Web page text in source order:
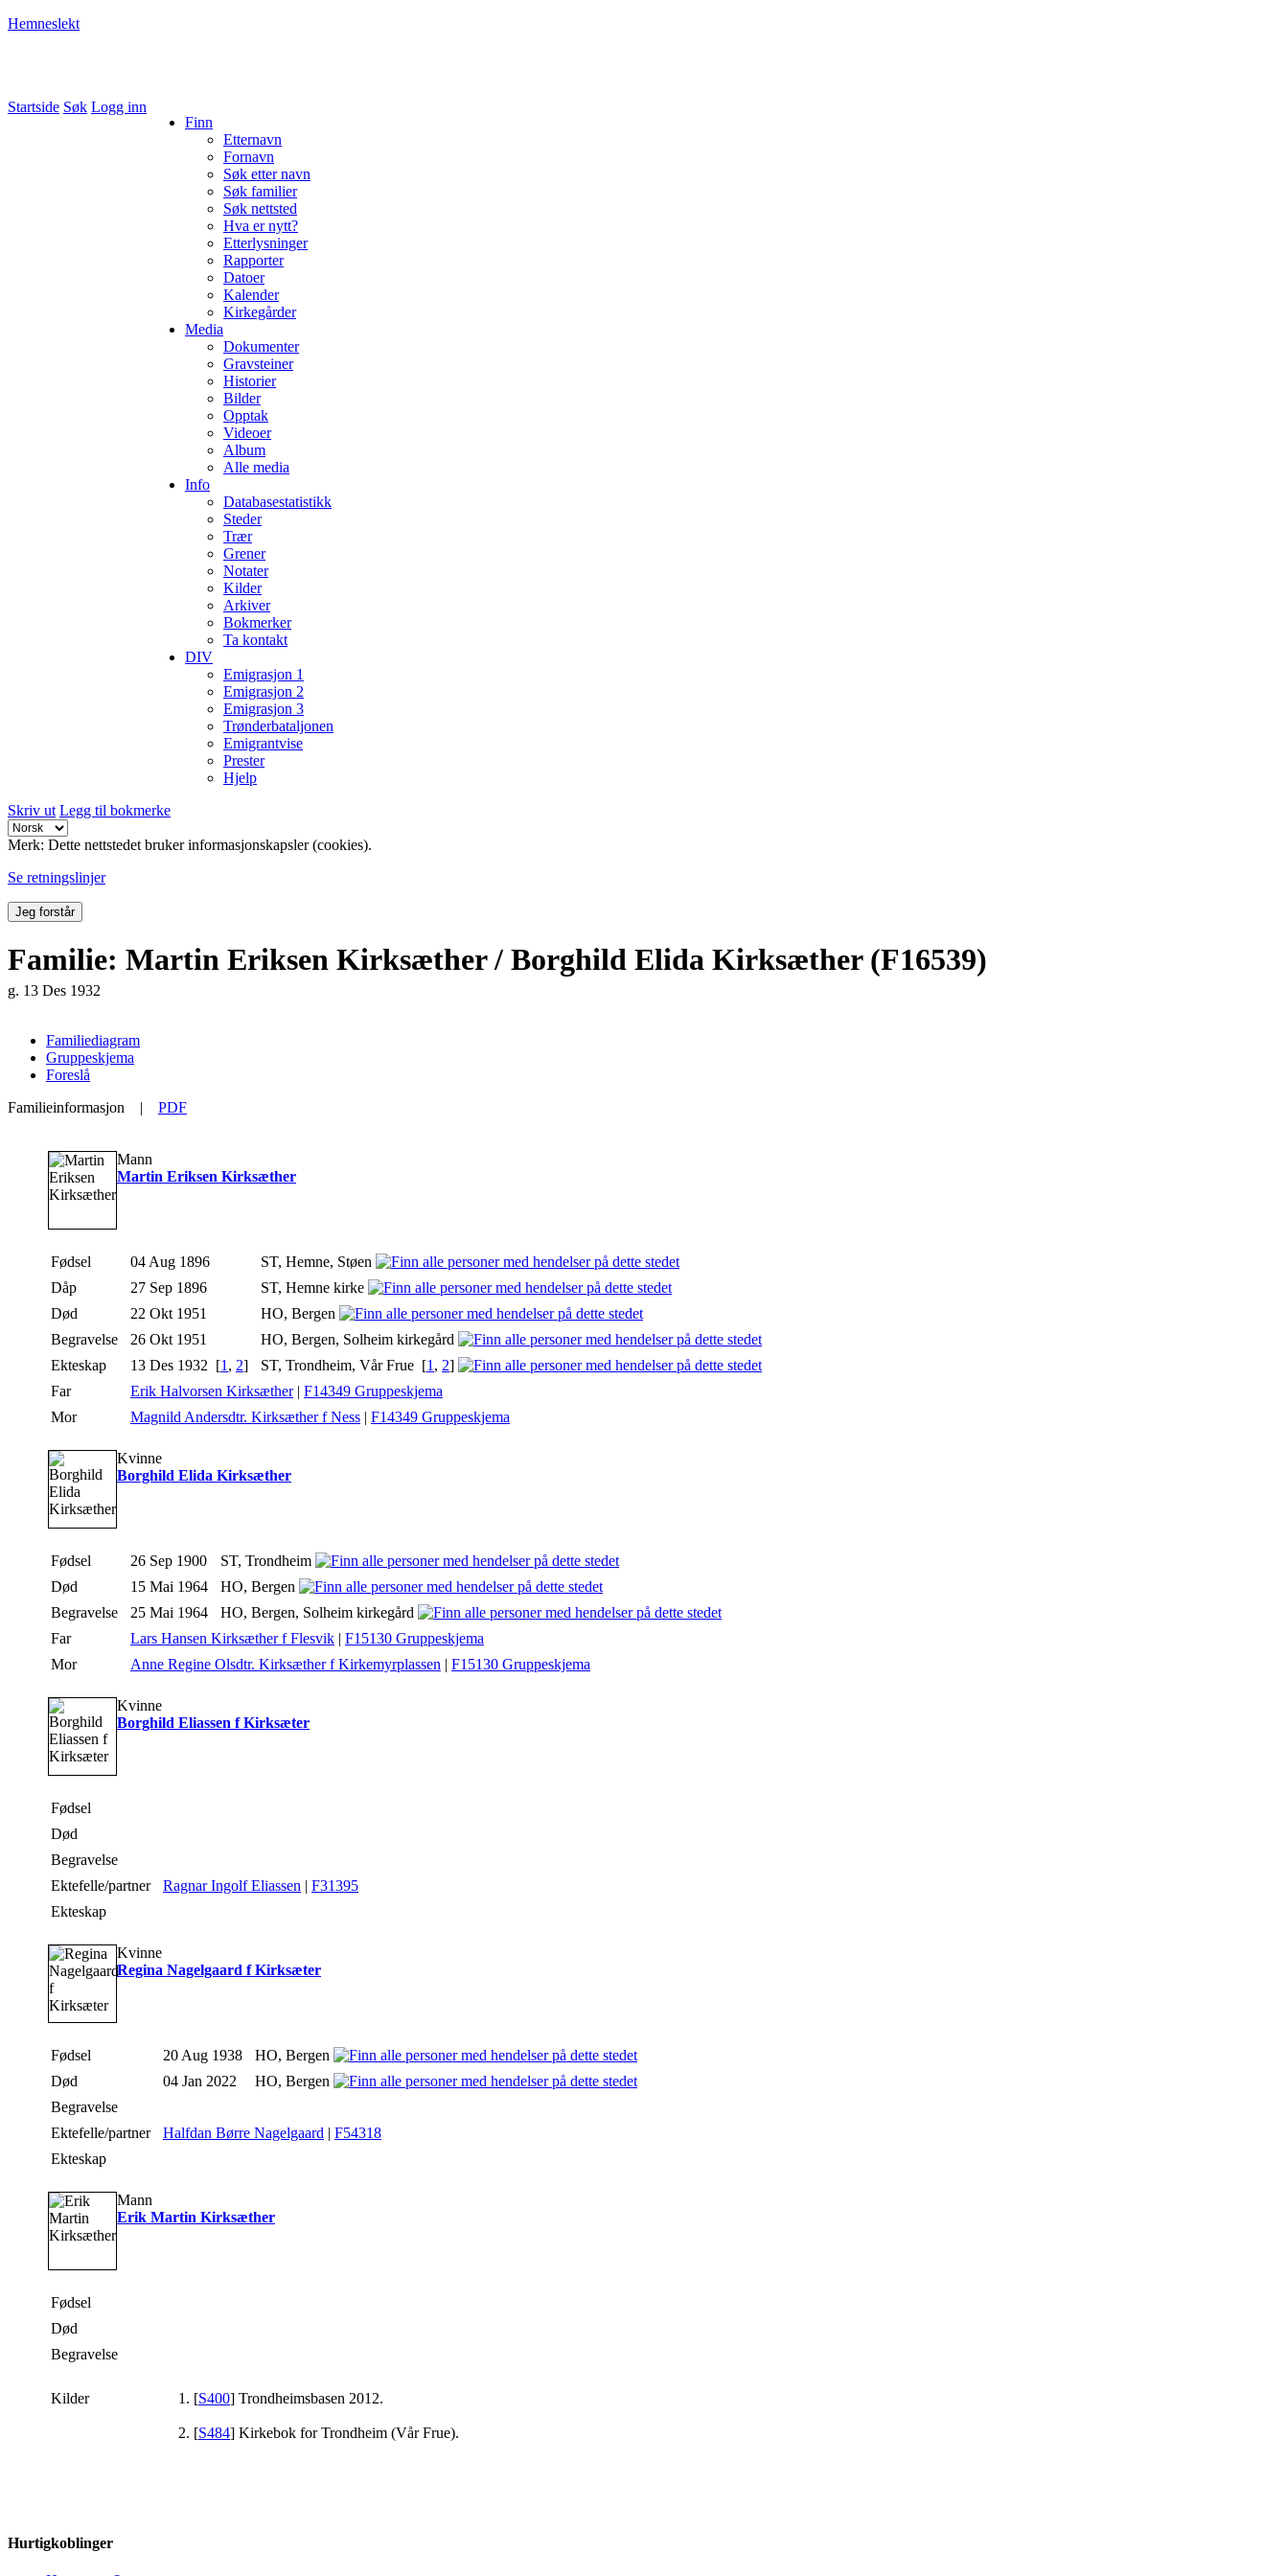
Hemneslekt
Startside Søk Logg inn
Finn
Etternavn
Fornavn
Søk etter navn
Søk familier
Søk nettsted
Hva er nytt?
Etterlysninger
Rapporter
Datoer
Kalender
Kirkegårder
Media
Dokumenter
Gravsteiner
Historier
Bilder
Opptak
Videoer
Album
Alle media
Info
Databasestatistikk
Steder
Trær
Grener
Notater
Kilder
Arkiver
Bokmerker
Ta kontakt
DIV
Emigrasjon 1
Emigrasjon 2
Emigrasjon 3
Trønderbataljonen
Emigrantvise
Prester
Hjelp
Skriv ut Legg til bokmerke
Merk: Dette nettstedet bruker informasjonskapsler (cookies).
Se retningslinjer
Jeg forstår
Familie: Martin Eriksen Kirksæther / Borghild Elida Kirksæther (F16539)
g. 13 Des 1932
Familiediagram
Gruppeskjema
Foreslå
Familieinformasjon | PDF
Mann
Martin Eriksen Kirksæther
Fødsel 04 Aug 1896
ST, Hemne, Støen
Dåp
27 Sep 1896
ST, Hemne kirke
Død
22 Okt 1951
HO, Bergen
Begravelse
26 Okt 1951
HO, Bergen, Solheim kirkegård
Ekteskap
13 Des 1932 [1, 2] ST, Trondheim, Vår Frue [1, 2]
Far
Erik Halvorsen Kirksæther| F14349 Gruppeskjema
Mor
Magnild Andersdtr. Kirksæther f Ness | F14349 Gruppeskjema
Kvinne
Borghild Elida Kirksæther
Fødsel 26 Sep 1900
ST, Trondheim
Død
15 Mai 1964
HO, Bergen
Begravelse
25 Mai 1964
HO, Bergen, Solheim kirkegård
Far
Lars Hansen Kirksæther f Flesvik | F15130 Gruppeskjema
Mor
Anne Regine Olsdtr. Kirksæther f Kirkemyrplassen | F15130 Gruppeskjema
Kvinne
Borghild Eliassen f Kirksæter
Fødsel
Død
Begravelse
Ektefelle/partner
Ragnar Ingolf Eliassen | F31395
Ekteskap
Kvinne
Regina Nagelgaard f Kirksæter
Fødsel 20 Aug 1938
HO, Bergen
Død
04 Jan 2022
HO, Bergen
Begravelse
Ektefelle/partner
Halfdan Børre Nagelgaard | F54318
Ekteskap
Mann
Erik Martin Kirksæther
Fødsel
Død
Begravelse
Kilder [S400] Trondheimsbasen 2012.
[S484] Kirkebok for Trondheim (Vår Frue).
Hurtigkoblinger